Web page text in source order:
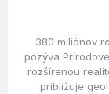
380 miliónov
pozýva
rozšírenou
približuje